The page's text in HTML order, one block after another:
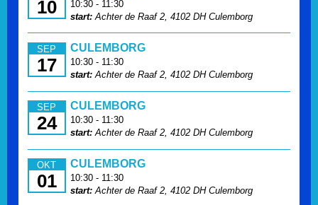
10
10:30 - 11:30
start:Achter de Raaf 2, 4102 DH Culemborg
SEP
17
CULEMBORG
10:30 - 11:30
start:Achter de Raaf 2, 4102 DH Culemborg
SEP
24
CULEMBORG
10:30 - 11:30
start:Achter de Raaf 2, 4102 DH Culemborg
OKT
01
CULEMBORG
10:30 - 11:30
start:Achter de Raaf 2, 4102 DH Culemborg